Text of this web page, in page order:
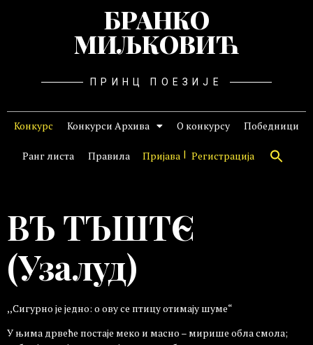
БРАНКО
МИЉКОВИЋ
ПРИНЦ ПОЕЗИЈЕ
Конкурс Конкурси Архива О конкурсу Победници
Ранг листа Правила Пријава Регистрација
ВЪ ТЪШТЄ
(Узалуд)
,,Сигурно је једно: о ову се птицу отимају шуме“
У њима дрвеће постаје меко и масно – мирише обла смола;